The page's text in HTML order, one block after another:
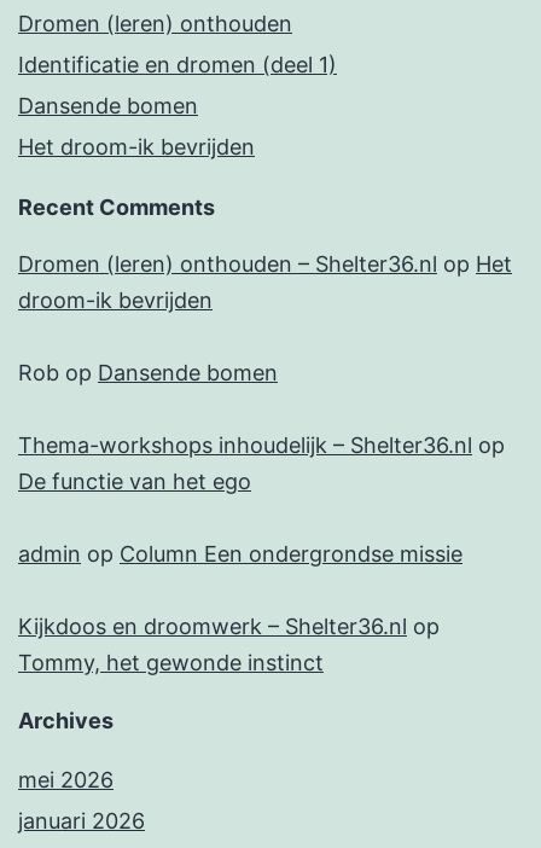
Dromen (leren) onthouden
Identificatie en dromen (deel 1)
Dansende bomen
Het droom-ik bevrijden
Recent Comments
Dromen (leren) onthouden – Shelter36.nl op Het
droom-ik bevrijden
Rob op Dansende bomen
Thema-workshops inhoudelijk – Shelter36.nl op
De functie van het ego
admin op Column Een ondergrondse missie
Kijkdoos en droomwerk – Shelter36.nl op
Tommy, het gewonde instinct
Archives
mei 2026
januari 2026